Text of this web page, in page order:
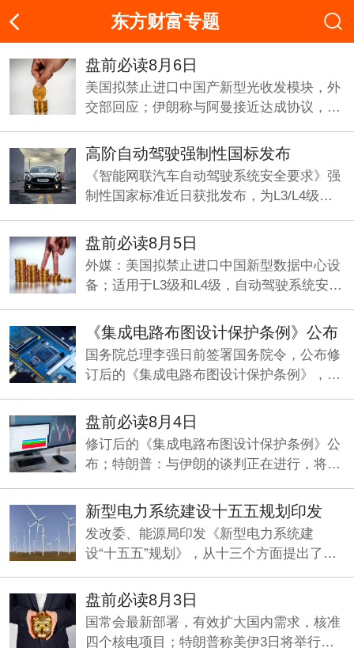
东方财富专题
盘前必读8月6日
美国拟禁止进口中国产新型光收发模块，外
交部回应；伊朗称与阿曼接近达成协议，海
小企业发展规划》即将发布。
高阶自动驾驶强制性国标发布
《智能网联汽车自动驾驶系统安全要求》强
制性国家标准近日获批发布，为L3/L4级量
元年加速兑现。
盘前必读8月5日
外媒：美国拟禁止进口中国新型数据中心设
备；适用于L3级和L4级，自动驾驶系统安全
断式逆回购操作。
《集成电路布图设计保护条例》公布
国务院总理李强日前签署国务院令，公布修
订后的《集成电路布图设计保护条例》，自
盘前必读8月4日
修订后的《集成电路布图设计保护条例》公
布；特朗普：与伊朗的谈判正在进行，将分
设“十五五”规划》。
新型电力系统建设十五五规划印发
发改委、能源局印发《新型电力系统建
设“十五五”规划》，从十三个方面提出了一
效的新型电力系统。
盘前必读8月3日
国常会最新部署，有效扩大国内需求，核准
四个核电项目；特朗普称美伊3日将举行谈